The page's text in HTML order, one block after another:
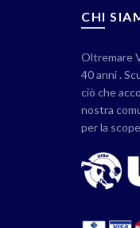
CHI
Oltremare
40 anni .
ciò che
nostra
per la